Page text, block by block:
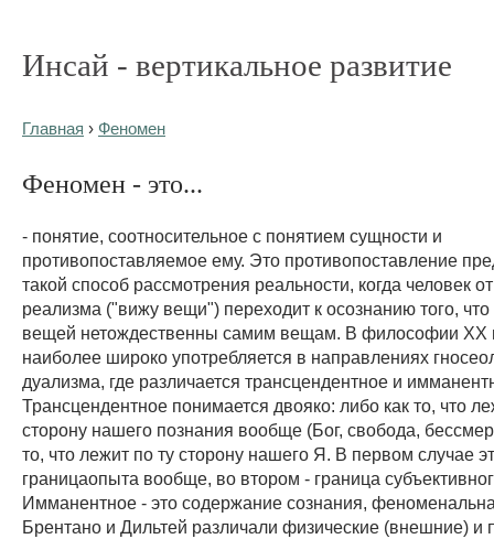
Инсай - вертикальное развитие
Главная › Феномен
Феномен - это...
- понятие, соотносительное с понятием сущности и
противопоставляемое ему. Это противопоставление
такой способ рассмотрения реальности, когда человек
реализма ("вижу вещи") переходит к осознанию того,
вещей нетождественны самим вещам. В философии XX
наиболее широко употребляется в направлениях
дуализма, где различается трансцендентное и
Трансцендентное понимается двояко: либо как то, что
сторону нашего познания вообще (Бог, свобода,
то, что лежит по ту сторону нашего Я. В первом случае
границаопыта вообще, во втором - граница
Имманентное - это содержание сознания,
Брентано и Дильтей различали физические (внешние) и